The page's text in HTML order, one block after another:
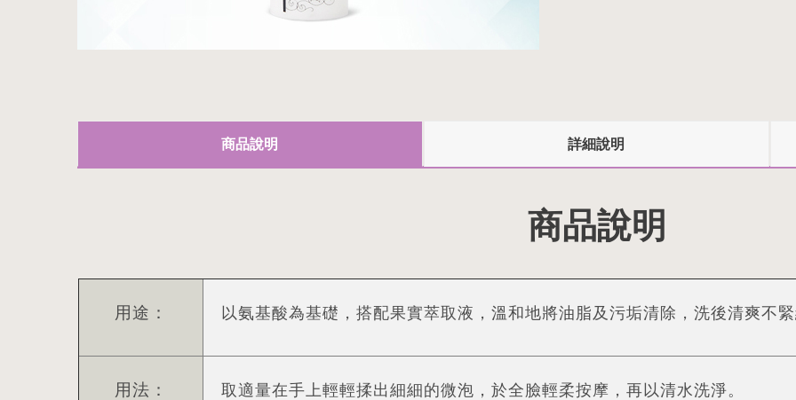
商品說明 詳細說明
商品說明
用途： 以氨基酸為基礎，搭配果實萃取液，溫和地將油脂及污垢清除，洗後清爽不
用法： 取適量在手上輕輕揉出細細的微泡，於全臉輕柔按摩，再以清水洗淨。